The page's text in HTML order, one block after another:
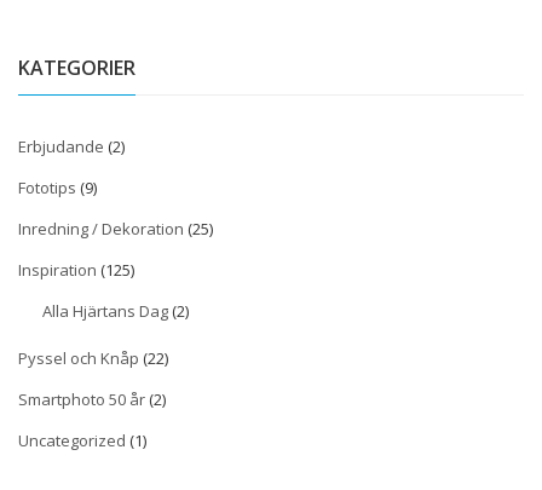
KATEGORIER
Erbjudande (2)
Fototips (9)
Inredning / Dekoration (25)
Inspiration (125)
Alla Hjärtans Dag(2)
Pyssel och Knåp (22)
Smartphoto 50 år(2)
Uncategorized (1)